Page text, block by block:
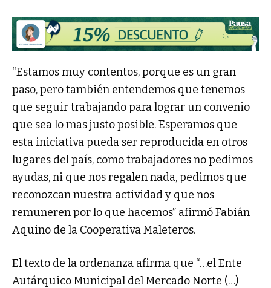
“Estamos muy contentos, porque es un gran
paso, pero también entendemos que tenemos
que seguir trabajando para lograr un convenio
que sea lo mas justo posible. Esperamos que
esta iniciativa pueda ser reproducida en otros
lugares del país, como trabajadores no pedimos
ayudas, ni que nos regalen nada, pedimos que
reconozcan nuestra actividad y que nos
remuneren por lo que hacemos” afirmó Fabián
Aquino de la Cooperativa Maleteros.
El texto de la ordenanza afirma que “…el Ente
Autárquico Municipal del Mercado Norte (…)